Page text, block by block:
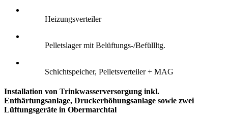
Heizungsverteiler
Pelletslager mit Belüftungs-/Befüllltg.
Schichtspeicher, Pelletsverteiler + MAG
Installation von Trinkwasserversorgung inkl.
Enthärtungsanlage, Druckerhöhungsanlage sowie zwei
Lüftungsgeräte in Obermarchtal